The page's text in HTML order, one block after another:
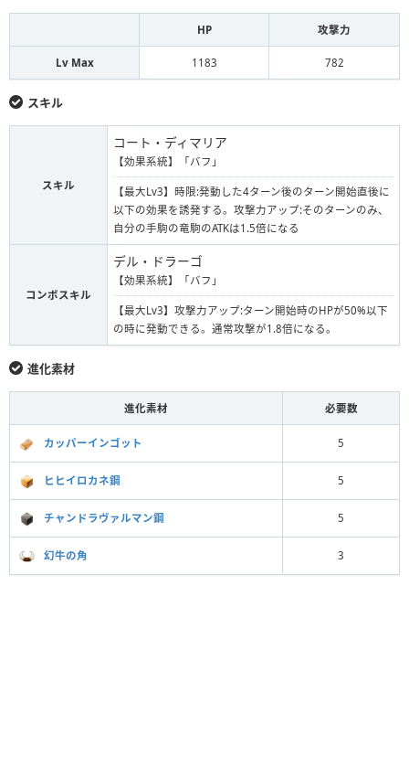
HP 攻撃力
Lv Max 1183 782
スキル
スキル
コート・ディマリア
【効果系統】「バフ」
【最大Lv3】時限:発動した4ターン後のターン開始直後に
以下の効果を誘発する。攻撃力アップ:そのターンのみ、
自分の手駒の竜駒のATKは1.5倍になる
コンボスキル
デル・ドラーゴ
【効果系統】「バフ」
【最大Lv3】攻撃力アップ:ターン開始時のHPが50%以下
の時に発動できる。通常攻撃が1.8倍になる。
進化素材
進化素材 必要数
カッパーインゴット 5
ヒヒイロカネ鋼 5
チャンドラヴァルマン鋼 5
幻牛の角 3